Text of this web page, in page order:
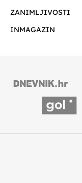
ZANIMLJIVOSTI
INMAGAZIN